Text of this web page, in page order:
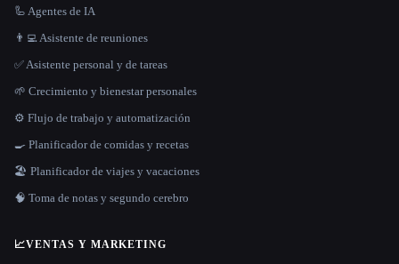
🦾 Agentes de IA
👨‍💻 Asistente de reuniones
✅ Asistente personal y de tareas
🌱 Crecimiento y bienestar personales
⚙️ Flujo de trabajo y automatización
🍳 Planificador de comidas y recetas
🏖 Planificador de viajes y vacaciones
🧠 Toma de notas y segundo cerebro
📈VENTAS Y MARKETING